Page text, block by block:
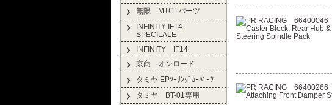
無限 MTC1パーツ
INFINITY IF14
SPECILALE
INFINITY IF14
京商 オンロード
タミヤ EPﾂｰﾘﾝｸﾞｶｰﾊﾟｰﾂ
タミヤ BT-01専用